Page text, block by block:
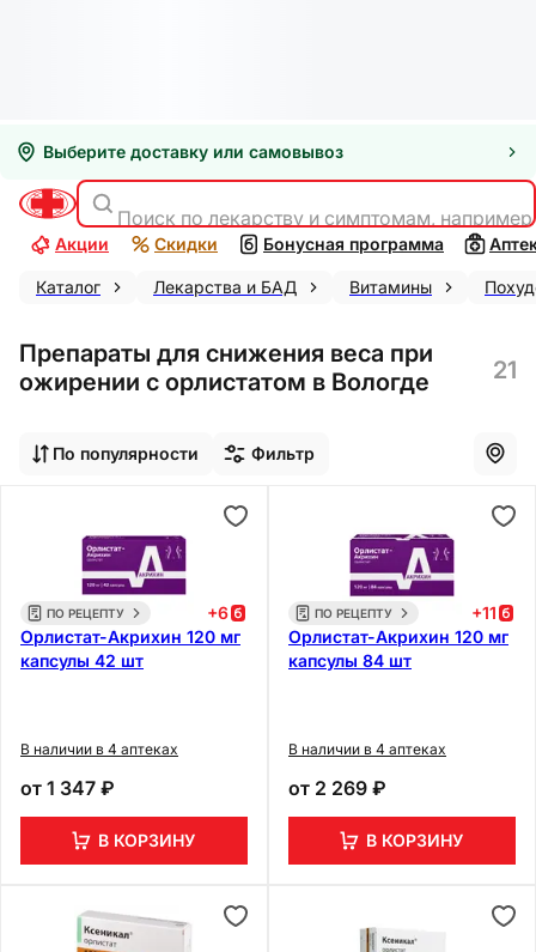
Выберите доставку или самовывоз
Поиск по лекарству и симптомам,
Акции Скидки Бонусная программа
Каталог Лекарства и БАД Витамины
Препараты для снижения веса при
ожирении с орлистатом в Вологде
21
По популярности Фильтр
ПО РЕЦЕПТУ +6
Орлистат-Акрихин 120 мг
капсулы 42 шт
В наличии в 4 аптеках
от 1 347 ₽
В КОРЗИНУ
ПО РЕЦЕПТУ +11
Орлистат-Акрихин 120 мг
капсулы 84 шт
В наличии в 4 аптеках
от 2 269 ₽
В КОРЗИНУ